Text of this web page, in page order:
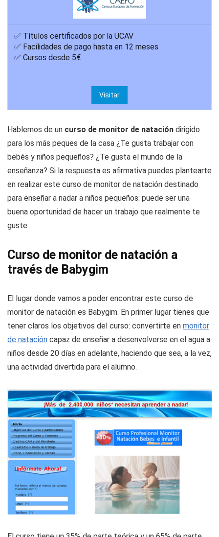
✅ Títulos certificados por la UCAV
✅ Facilidades de pago hasta en 12 meses
✅ Cursos desde 5€
Visitar
Hablemos de un curso de monitor de natación dirigido
para los más peques de la casa ¿Te gusta trabajar con
bebés y niños pequeños? ¿Te gusta el mundo de la
enseñanza? Si la respuesta es afirmativa puedes plantearte
en realizar este curso de monitor de natación destinado
para enseñar a nadar a niños pequeños: puede ser una
buena oportunidad de hacer un trabajo que realmente te
guste.
Curso de monitor de natación a
través de Babygim
El lugar donde vamos a poder encontrar este curso de
monitor de natación es Babygim. En primer lugar tienes que
tener claros los objetivos del curso: convertirte en monitor
de natación capaz de enseñar a desenvolverse en el agua a
niños desde 20 días en adelante, haciendo que sea, a la vez,
una actividad divertida para el alumno.